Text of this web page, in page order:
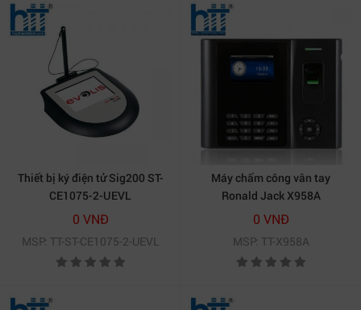
Thiết bị ký điện tử Sig200 ST-
CE1075-2-UEVL
0 VNĐ
MSP: TT-ST-CE1075-2-UEVL
Máy chấm công vân tay
Ronald Jack X958A
0 VNĐ
MSP: TT-X958A